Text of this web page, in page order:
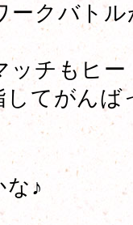
ークバト
ッチもヒ
してがんば
な♪